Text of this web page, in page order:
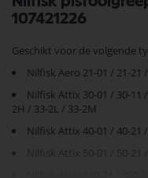
107421226
Geschikt voor de volgende
Nilfisk Aero 21-01 / 21-21
Nilfisk Attix 30-01 / 30-11
2H / 33-2L / 33-2M
Nilfisk Attix 40-01 / 40-21
Nilfisk Attix 50-01 / 50-